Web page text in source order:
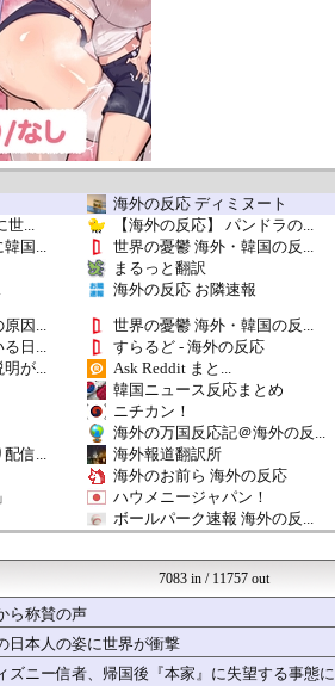
海外の反応 ディミヌート
世...
【海外の反応】 パンドラの...
国...
世界の憂鬱 海外・韓国の反...
まるっと翻訳
海外の反応 お隣速報
因...
世界の憂鬱 海外・韓国の反...
日...
すらるど - 海外の反応
が...
Ask Reddit まと...
韓国ニュース反応まとめ
ニチカン！
海外の万国反応記＠海外の反...
信...
海外報道翻訳所
海外のお前ら 海外の反応
ハウメニージャパン！
ボールパーク速報 海外の反...
GOOD VIBES
かんにゅー -韓国の反応-
発...
応...
海外の反応スポーツ
ボールパーク速報 海外の反...
クロード-韓国の反応まとめ
7083 in / 11757 out
ら称賛の声
日本人の姿に世界が衝撃
ニー信者、帰国後『本家』に失望する事態に